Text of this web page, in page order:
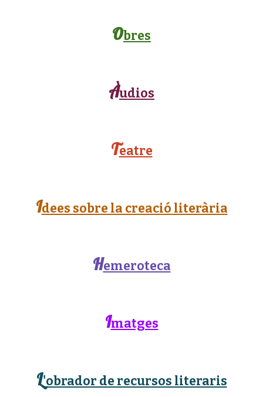
Obres
Àudios
Teatre
Idees sobre la creació literària
Hemeroteca
Imatges
L'obrador de recursos literaris